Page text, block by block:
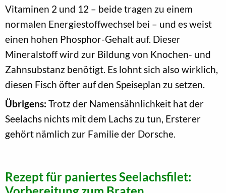
Vitaminen 2 und 12 – beide tragen zu einem
normalen Energiestoffwechsel bei – und es weist
einen hohen Phosphor-Gehalt auf. Dieser
Mineralstoff wird zur Bildung von Knochen- und
Zahnsubstanz benötigt. Es lohnt sich also wirklich,
diesen Fisch öfter auf den Speiseplan zu setzen.
Übrigens: Trotz der Namensähnlichkeit hat der
Seelachs nichts mit dem Lachs zu tun, Ersterer
gehört nämlich zur Familie der Dorsche.
Rezept für paniertes Seelachsfilet: